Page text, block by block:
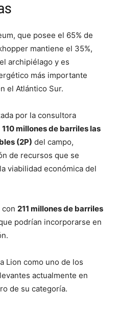
que posee el 65% de
mantiene el 35%,
archipiélago y es
más importante
el Atlántico Sur.
por la consultora
110 millones de barriles las
(2P) del campo,
de recursos que se
viabilidad económica del
con 211 millones de barriles
podrían incorporarse en
Lion como uno de los
actualmente en
de su categoría.